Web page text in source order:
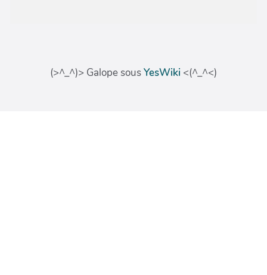
(>^_^)> Galope sousYesWiki <(^_^<)